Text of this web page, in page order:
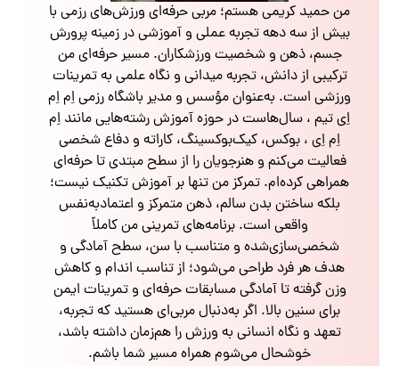
من حمید کریمی هستم؛ مربی حرفه‌ای ورزش‌های رزمی با
بیش از سه دهه تجربه عملی و آموزشی در زمینه پرورش
جسم، ذهن و شخصیت ورزشکاران. مسیر حرفه‌ای من
ترکیبی از دانش، تجربه میدانی و نگاه علمی به تمرینات
ورزشی است. به‌عنوان مؤسس و مدیر باشگاه رزمی اِم اِم
اِی تیم ، سال‌هاست در حوزه آموزش رشته‌هایی مانند اِم
اِم اِی ، بوکس، کیک‌بوکسینگ، کاراته و دفاع شخصی
فعالیت می‌کنم و هنرجویان را از سطح مبتدی تا حرفه‌ای
همراهی کرده‌ام. تمرکز من تنها بر آموزش تکنیک نیست؛
بلکه ساختن بدن سالم، ذهن متمرکز و اعتمادبه‌نفس
واقعی است. برنامه‌های تمرینی من کاملاً
شخصی‌سازی‌شده و متناسب با سن، سطح آمادگی و
هدف هر فرد طراحی می‌شود؛ از تناسب اندام و کاهش
وزن گرفته تا آمادگی مسابقات حرفه‌ای و تمرینات ایمن
برای سنین بالا. اگر به‌دنبال مربی‌ای هستید که تجربه،
تعهد و نگاه انسانی به ورزش را هم‌زمان داشته باشد،
خوشحال می‌شوم همراه مسیر شما باشم.